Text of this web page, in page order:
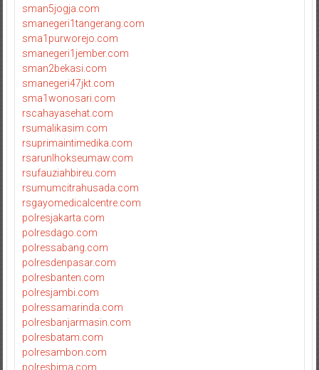
sman5jogja.com
smanegeri1tangerang.com
sma1purworejo.com
smanegeri1jember.com
sman2bekasi.com
smanegeri47jkt.com
sma1wonosari.com
rscahayasehat.com
rsumalikasim.com
rsuprimaintimedika.com
rsarunlhokseumaw.com
rsufauziahbireu.com
rsumumcitrahusada.com
rsgayomedicalcentre.com
polresjakarta.com
polresdago.com
polressabang.com
polresdenpasar.com
polresbanten.com
polresjambi.com
polressamarinda.com
polresbanjarmasin.com
polresbatam.com
polresambon.com
polresbima.com